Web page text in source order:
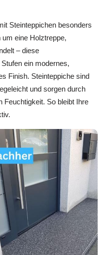
Steinteppichen besonders
eine Holztreppe,
– diese
ein modernes,
Finish. Steinteppiche sind
und sorgen durch
Feuchtigkeit. So bleibt Ihre